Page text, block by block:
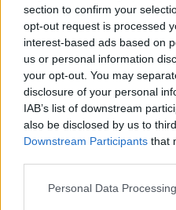
section to confirm your
opt-out request is processed
interest-based ads based on
us or personal information
your opt-out. You may
disclosure of your personal
IAB’s list of downstream
also be disclosed by us to
Downstream Participants that
Please note that this website/
Personal Data
Το μέτρο είχε αρθεί τον
διαμερίσματα της χώρας
Περιοριστικά μέτρα σε
όσους έρχονται από το